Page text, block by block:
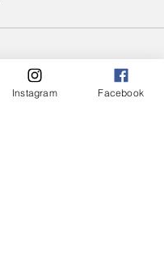
Instagram Facebook